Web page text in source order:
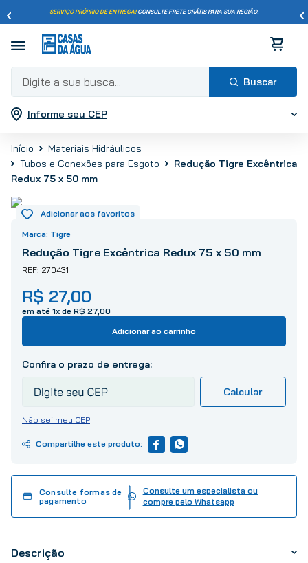
SERVIÇO PRÓPRIO DE ENTREGA!CONSULTE FRETE GRÁTIS PARA SUA REGIÃO.
Digite a sua busca...
Informe seu CEP
Materiais Hidráulicos
Tubos e Conexões para Esgoto
Redução Tigre Excêntrica
Redux 75 x 50 mm
Tigre
Redução Tigre Excêntrica Redux 75 x 50 mm
270431
R$ 27,00
em até 1x de R$ 27 00
Adicionar ao carrinho
Não sei meu CEP
Consulte formas de
pagamento
Consulte um especialista ou
compre pelo Whatsapp
Descrição
Termos mais buscados
2
porcelanato
3º
piso
5
º
vaso sanitário
6º
torneira
7º
cimento
8º
chuveiro
9º
telha
10º tinta